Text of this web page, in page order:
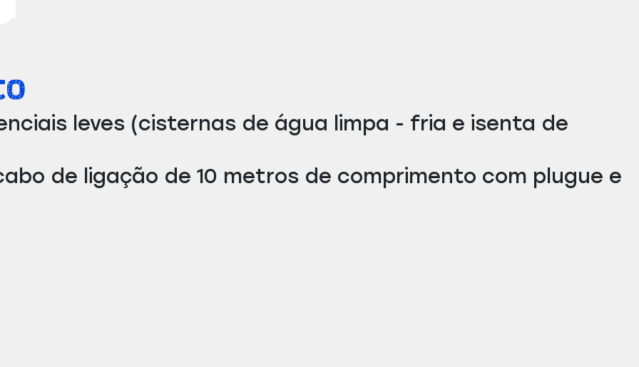
leves (cisternas de água limpa - fria e isenta de
de ligação de 10 metros de comprimento com plugue e